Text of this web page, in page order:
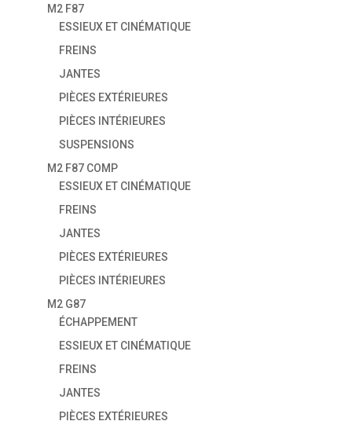
M2 F87
ESSIEUX ET CINÉMATIQUE
FREINS
JANTES
PIÈCES EXTÉRIEURES
PIÈCES INTÉRIEURES
SUSPENSIONS
M2 F87 COMP
ESSIEUX ET CINÉMATIQUE
FREINS
JANTES
PIÈCES EXTÉRIEURES
PIÈCES INTÉRIEURES
M2 G87
ÉCHAPPEMENT
ESSIEUX ET CINÉMATIQUE
FREINS
JANTES
PIÈCES EXTÉRIEURES